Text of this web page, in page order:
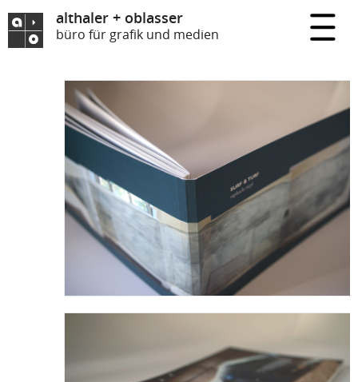
althaler + oblasser
büro für grafik und medien